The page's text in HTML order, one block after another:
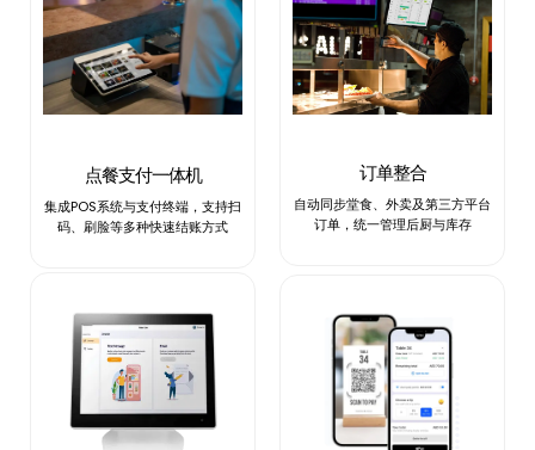
点餐支付一体机
集成POS系统与支付终端，支持扫
码、刷脸等多种快速结账方式
订单整合
自动同步堂食、外卖及第三方平台
订单，统一管理后厨与库存